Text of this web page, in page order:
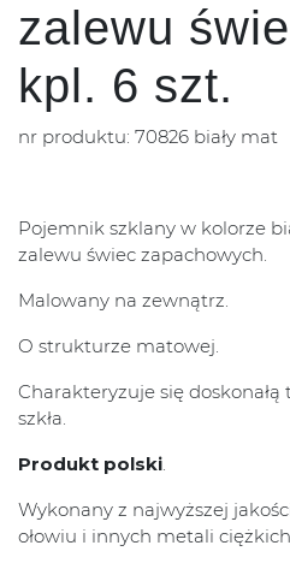
zalewu
kpl. 6 szt.
nr produktu: 70826 biały mat
Pojemnik szklany w kolorze
zalewu świec zapachowych.
Malowany na zewnątrz.
O strukturze matowej.
Charakteryzuje się doskonałą
szkła.
Produkt polski.
Wykonany z najwyższej
ołowiu i innych metali